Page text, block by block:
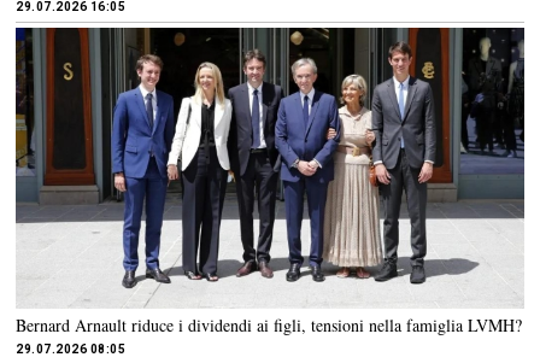
29.07.2026 16:05
Bernard Arnault riduce i dividendi ai figli, tensioni nella famiglia LVMH?
29.07.2026 08:05